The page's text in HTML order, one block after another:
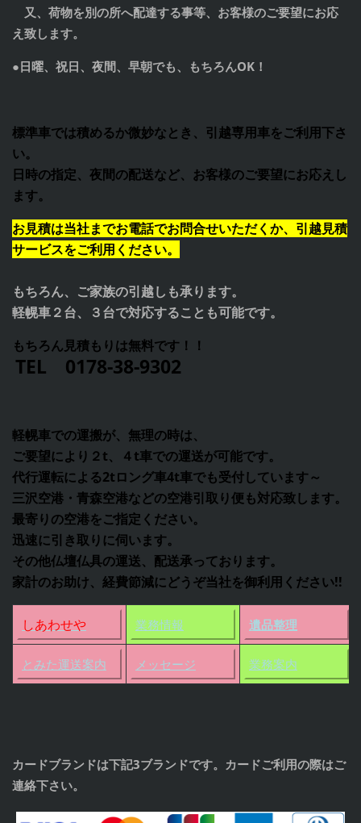
又、荷物を別の所へ配達する事等、お客様のご要望にお応
え致します。
●日曜、祝日、夜間、早朝でも、もちろんOK！
標準車では積めるか微妙なとき、引越専用車をご利用下さ
い。
日時の指定、夜間の配送など、お客様のご要望にお応えし
ます。
お見積は当社までお電話でお問合せいただくか、引越見積
サービスをご利用ください。
もちろん、ご家族の引越しも承ります。
軽幌車２台、３台で対応することも可能です。
もちろん見積もりは無料です！！
TEL 0178-38-9302
軽幌車での運搬が、無理の時は、
ご要望により２t、４t車での運送が可能です。
代行運転による2tロング車4t車でも受付しています～
三沢空港・青森空港などの空港引取り便も対応致します。
最寄りの空港をご指定ください。
迅速に引き取りに伺います。
その他仏壇仏具の運送、配送承っております。
家計のお助け、経費節減にどうぞ当社を御利用ください!!
しあわせや 業務情報 遺品整理
とみた運送案内 メッセージ 業務案内
カードブランドは下記3ブランドです。カードご利用の際はご
連絡下さい。